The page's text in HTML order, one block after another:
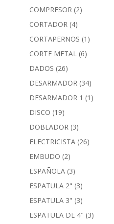
COMPRESOR (2)
CORTADOR (4)
CORTAPERNOS (1)
CORTE METAL (6)
DADOS (26)
DESARMADOR (34)
DESARMADOR 1 (1)
DISCO (19)
DOBLADOR (3)
ELECTRICISTA (26)
EMBUDO (2)
ESPAÑOLA (3)
ESPATULA 2" (3)
ESPATULA 3" (3)
ESPATULA DE 4" (3)